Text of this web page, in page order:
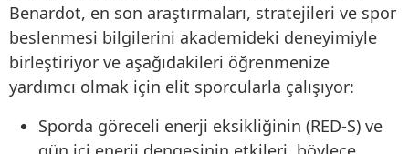
Benardot, en son araştırmaları, stratejileri ve spor
beslenmesi bilgilerini akademideki deneyimiyle
birleştiriyor ve aşağıdakileri öğrenmenize
yardımcı olmak için elit sporcularla çalışıyor:
Sporda göreceli enerji eksikliğinin (RED-S) ve